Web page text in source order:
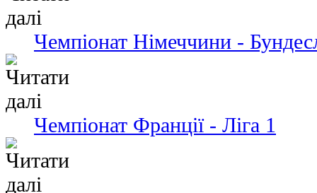
Чемпіонат Німеччини -
Чемпіонат Франції - Ліга 1